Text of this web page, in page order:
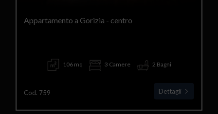
Appartamento a Gorizia - centro
106 mq 3 Camere 2 Bagni
Cod. 759 Dettagli